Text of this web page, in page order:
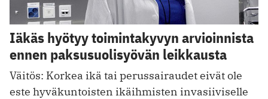
Iäkäs hyötyy toimintakyvyn arvioinnista
ennen paksusuolisyövän leikkausta
Väitös: Korkea ikä tai perussairaudet eivät ole
este hyväkuntoisten ikäihmisten invasiiviselle